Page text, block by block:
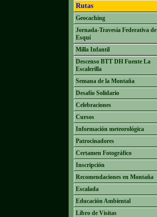
Rutas
Geocaching
Jornada-Travesía Federativa de
Esquí
Milla Infantil
Descenso BTT DH Fuente La
Escalerilla
Semana de la Montaña
Desafío Solidario
Celebraciones
Cursos
Información meteorológica
Patrocinadores
Certamen Fotográfico
Inscripción
Recomendaciones en Montaña
Escalada
Educación Ambiental
Libro de Visitas